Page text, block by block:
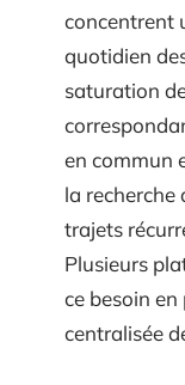
concentrent
quotidien
saturation
en commun
la recherche
trajets
Plusieurs
ce besoin
centralisée